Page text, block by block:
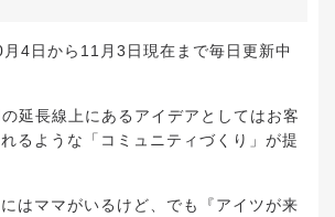
4日から11月3日現在まで毎日更新中
延長線上にあるアイデアとしてはお客
るような「コミュニティづくり」が提
にはママがいるけど、でも『アイツが来